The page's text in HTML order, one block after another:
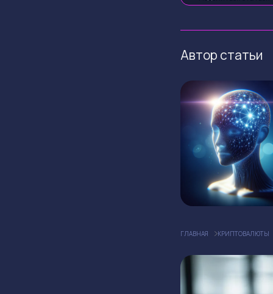
Автор статьи
ГЛАВНАЯ КРИПТОВАЛЮТЫ